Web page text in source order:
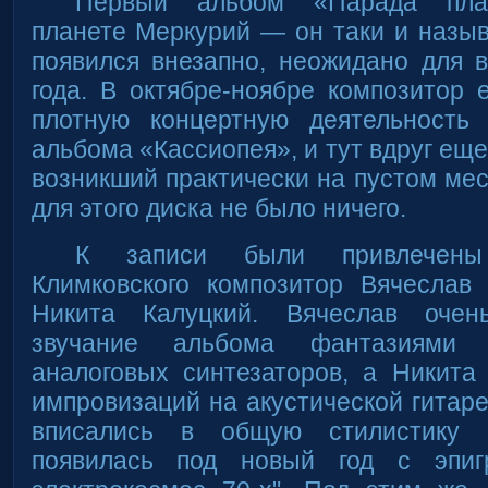
планете Меркурий — он таки и
появился внезапно, неожидано для
года. В октябре-ноябре
плотную концертную
альбома «Кассиопея», и тут вдруг
возникший практически на пустом
для этого диска не было ничего.
К записи были
Климковского композитор
Никита Калуцкий. Вячеслав
звучание альбома фантазиями
аналоговых синтезаторов, а Никита
импровизаций на акустической
вписались в общую стилистику
появилась под новый год с